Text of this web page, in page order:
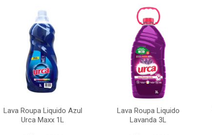
Lava Roupa Liquido Azul
Urca Maxx 1L
Lava Roupa Liquido
Lavanda 3L